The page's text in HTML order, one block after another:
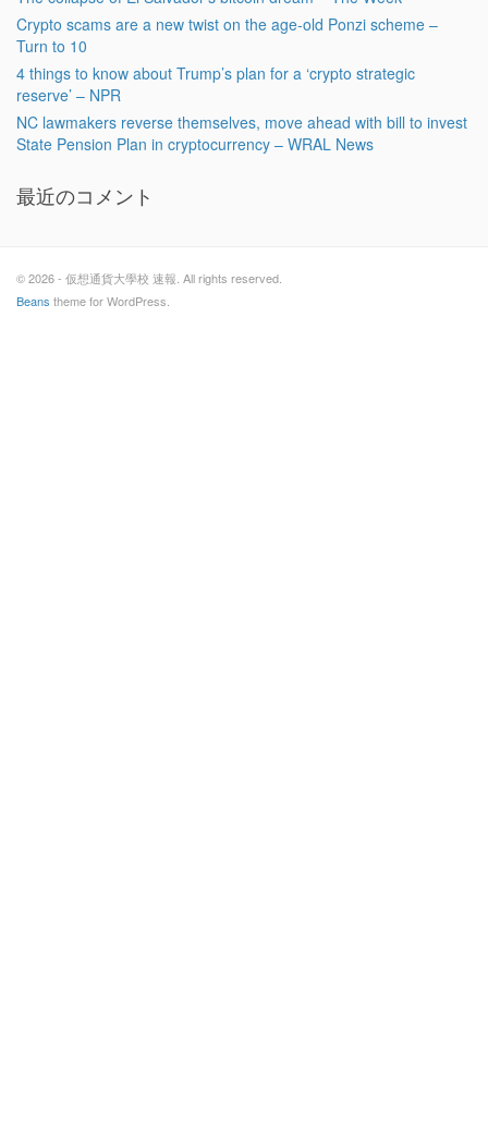
Crypto scams are a new twist on the age-old Ponzi scheme –
Turn to 10
4 things to know about Trump’s plan for a ‘crypto strategic
reserve’ – NPR
NC lawmakers reverse themselves, move ahead with bill to invest
State Pension Plan in cryptocurrency – WRAL News
最近のコメント
© 2026 - 仮想通貨大學校 速報. All rights reserved.
Beans theme for WordPress.